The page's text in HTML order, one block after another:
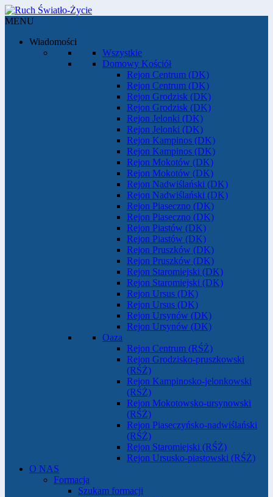
MENU
Wiadomości
Wszystkie
Domowy Kościół
Rejon Centrum (DK)
Rejon Centrum (DK)
Rejon Grodzisk (DK)
Rejon Grodzisk (DK)
Rejon Jelonki (DK)
Rejon Jelonki (DK)
Rejon Kampinos (DK)
Rejon Kampinos (DK)
Rejon Mokotów (DK)
Rejon Mokotów (DK)
Rejon Nadwiślański (DK)
Rejon Nadwiślański (DK)
Rejon Piaseczno (DK)
Rejon Piaseczno (DK)
Rejon Piastów (DK)
Rejon Piastów (DK)
Rejon Pruszków (DK)
Rejon Pruszków (DK)
Rejon Staromiejski (DK)
Rejon Staromiejski (DK)
Rejon Ursus (DK)
Rejon Ursus (DK)
Rejon Ursynów (DK)
Rejon Ursynów (DK)
Oaza
Rejon Centrum (RŚŻ)
Rejon Grodzisko-pruszkowski
(RŚŻ)
Rejon Kampinosko-jelonkowski
(RŚŻ)
Rejon Mokotowsko-ursynowski
(RŚŻ)
Rejon Piaseczyńsko-nadwiślański
(RŚŻ)
Rejon Staromiejski (RŚŻ)
Rejon Ursusko-piastowski (RŚŻ)
O NAS
Formacja
Szukam formacji